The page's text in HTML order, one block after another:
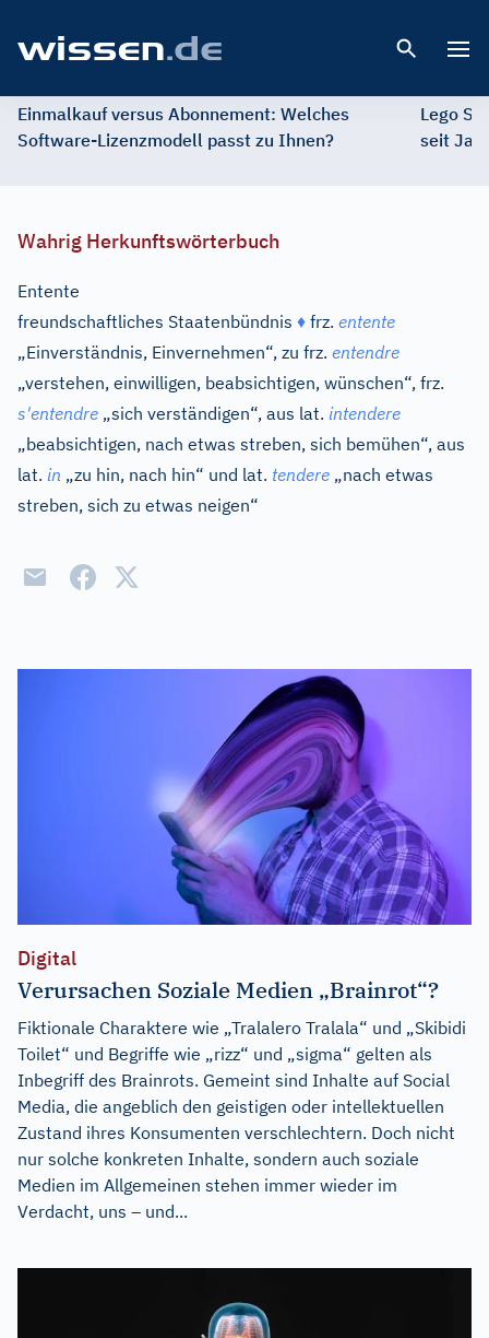
Einmalkauf versus Abonnement: Welches
Software-Lizenzmodell passt zu Ihnen?
Lego
seit
Wahrig Herkunftswörterbuch
Entente
freundschaftliches Staatenbündnis ♦ frz. entente
„Einverständnis, Einvernehmen“, zu frz. entendre
„verstehen, einwilligen, beabsichtigen, wünschen“, frz.
s'entendre „sich verständigen“, aus lat. intendere
„beabsichtigen, nach etwas streben, sich bemühen“, aus
lat. in „zu hin, nach hin“ und lat. tendere „nach etwas
streben, sich zu etwas neigen“
Digital
Verursachen Soziale Medien „Brainrot“?
Fiktionale Charaktere wie „Tralalero Tralala“ und „Skibidi
Toilet“ und Begriffe wie „rizz“ und „sigma“ gelten als
Inbegriff des Brainrots. Gemeint sind Inhalte auf Social
Media, die angeblich den geistigen oder intellektuellen
Zustand ihres Konsumenten verschlechtern. Doch nicht
nur solche konkreten Inhalte, sondern auch soziale
Medien im Allgemeinen stehen immer wieder im
Verdacht, uns – und...